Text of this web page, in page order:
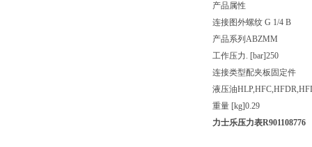
产品属性
连接图外螺纹 G 1/4 B
产品系列 ABZMM
工作压力. [bar]250
连接类型配夹板固定件
液压油
重量 [kg]0.29
力士乐压力表R901108776